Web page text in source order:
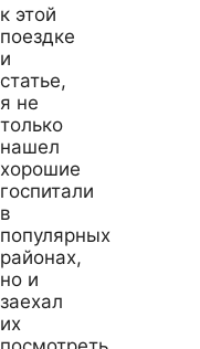
к этой
поездке
и
статье,
я не
только
нашел
хорошие
госпитали
в
популярных
районах,
но и
заехал
их